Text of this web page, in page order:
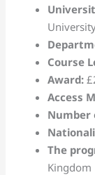
Course
Award:
Access
Number
The
Kingdom